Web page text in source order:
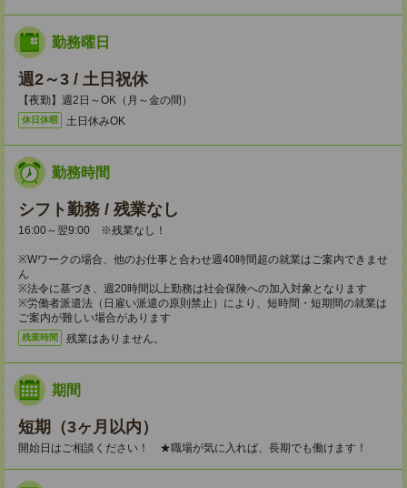
勤務曜日
週2～3 / 土日祝休
【夜勤】週2日～OK（月～金の間）
休日休暇 土日休みOK
勤務時間
シフト勤務 / 残業なし
16:00～翌9:00 ※残業なし！
※Wワークの場合、他のお仕事と合わせ週40時間超の就業はご案内できませ
ん
※法令に基づき、週20時間以上勤務は社会保険への加入対象となります
※労働者派遣法（日雇い派遣の原則禁止）により、短時間・短期間の就業は
ご案内が難しい場合があります
残業時間 残業はありません。
期間
短期（3ヶ月以内）
開始日はご相談ください！ ★職場が気に入れば、長期でも働けます！